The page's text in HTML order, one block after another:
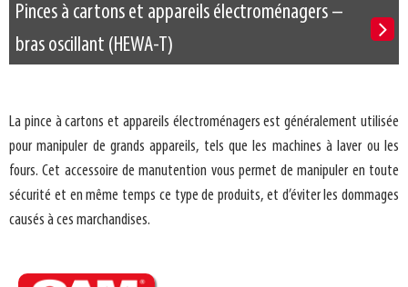
Pinces à cartons et appareils électroménagers –
bras oscillant (HEWA-T)
La pince à cartons et appareils électroménagers est généralement utilisée
pour manipuler de grands appareils, tels que les machines à laver ou les
fours. Cet accessoire de manutention vous permet de manipuler en toute
sécurité et en même temps ce type de produits, et d’éviter les dommages
causés à ces marchandises.